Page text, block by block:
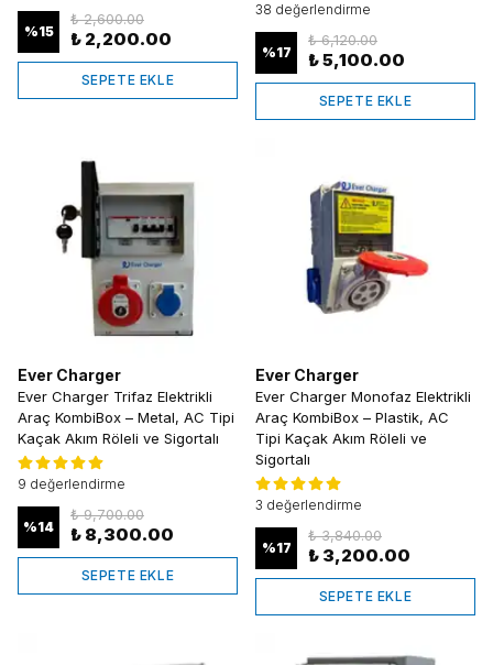
%15
₺ 2,600.00
₺ 2,200.00
SEPETE EKLE
38 değerlendirme
%17
₺ 6,120.00
₺ 5,100.00
SEPETE EKLE
Ever Charger
Ever Charger Trifaz Elektrikli
Araç KombiBox – Metal, AC Tipi
Kaçak Akım Röleli ve Sigortalı
9 değerlendirme
%14
₺ 9,700.00
₺ 8,300.00
SEPETE EKLE
Ever Charger
Ever Charger Monofaz Elektrikli
Araç KombiBox – Plastik, AC
Tipi Kaçak Akım Röleli ve
Sigortalı
3 değerlendirme
%17
₺ 3,840.00
₺ 3,200.00
SEPETE EKLE